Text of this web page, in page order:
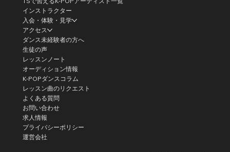
インストラクター
入会・体験・見学
アクセス
ダンス未経験者の方へ
生徒の声
レッスンノート
オーディション情報
K-POPダンスコラム
レッスン曲のリクエスト
よくある質問
お問い合わせ
求人情報
プライバシーポリシー
運営会社